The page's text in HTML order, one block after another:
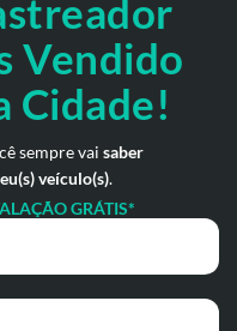
Vendido
Cidade!
sempre vai saber
veículo(s).
GRÁTIS*